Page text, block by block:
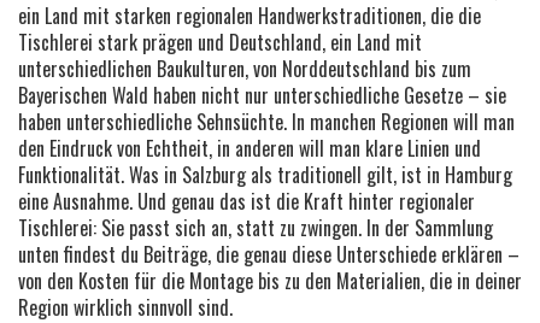
ein Land mit starken regionalen Handwerkstraditionen, die die
Tischlerei stark prägen und Deutschland, ein Land mit
unterschiedlichen Baukulturen, von Norddeutschland bis zum
Bayerischen Wald haben nicht nur unterschiedliche Gesetze – sie
haben unterschiedliche Sehnsüchte. In manchen Regionen will man
den Eindruck von Echtheit, in anderen will man klare Linien und
Funktionalität. Was in Salzburg als traditionell gilt, ist in Hamburg
eine Ausnahme. Und genau das ist die Kraft hinter regionaler
Tischlerei: Sie passt sich an, statt zu zwingen. In der Sammlung
unten findest du Beiträge, die genau diese Unterschiede erklären –
von den Kosten für die Montage bis zu den Materialien, die in deiner
Region wirklich sinnvoll sind.